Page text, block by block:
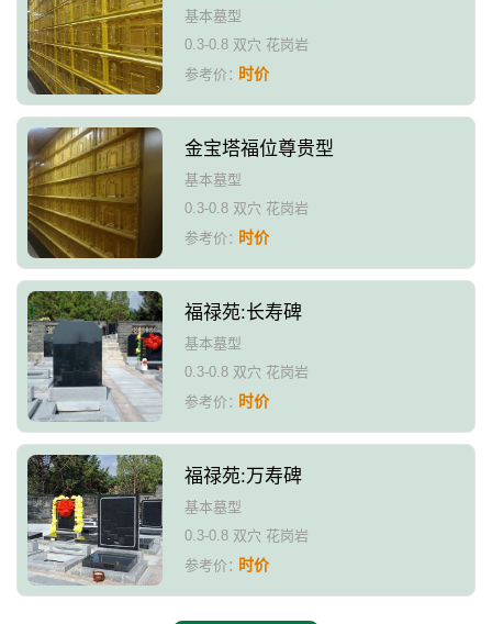
基本墓型
0.3-0.8 双穴 花岗岩
参考价：时价
金宝塔福位尊贵型
基本墓型
0.3-0.8 双穴 花岗岩
参考价：时价
福禄苑:长寿碑
基本墓型
0.3-0.8 双穴 花岗岩
参考价：时价
福禄苑:万寿碑
基本墓型
0.3-0.8 双穴 花岗岩
参考价：时价